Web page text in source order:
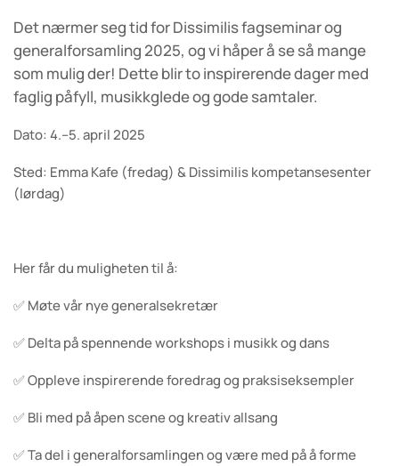
Det nærmer seg tid for Dissimilis fagseminar og
generalforsamling 2025, og vi håper å se så mange
som mulig der! Dette blir to inspirerende dager med
faglig påfyll, musikkglede og gode samtaler.
Dato: 4.–5. april 2025
Sted: Emma Kafe (fredag) & Dissimilis kompetansesenter
(lørdag)
Her får du muligheten til å:
✅ Møte vår nye generalsekretær
✅ Delta på spennende workshops i musikk og dans
✅ Oppleve inspirerende foredrag og praksiseksempler
✅ Bli med på åpen scene og kreativ allsang
✅ Ta del i generalforsamlingen og være med på å forme